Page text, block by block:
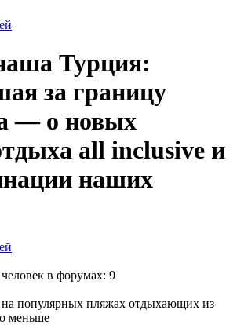
Турция:
за границу
— о новых
all inclusive и
наших
популярных пляжах отдыхающих из
меньше